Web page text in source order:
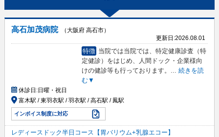
高石加茂病院
（大阪府 高石市）
更新日:2026.08.01
特徴 当院では当院では、特定健康診査（特
定健診）をはじめ、人間ドック・企業様向
けの健診等も行っております。 ... 続きを読
む▼
休診日:日曜・祝日
富木駅 / 東羽衣駅 / 羽衣駅 / 高石駅 / 鳳駅
インボイス制度に対応
レディースドック半日コース【胃バリウム+乳腺エコー】